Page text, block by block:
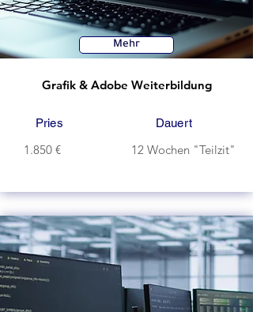
Mehr
Grafik & Adobe Weiterbildung
Pries
1.850 €
Dauert
12 Wochen "Teilzit"